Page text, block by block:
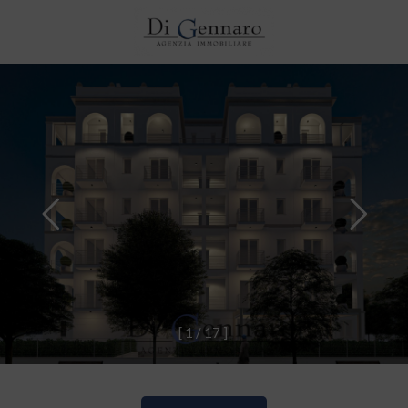
[ 1 / 1 7 ]